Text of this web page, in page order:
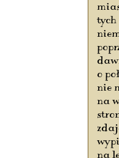
tych
o
nie
na
na